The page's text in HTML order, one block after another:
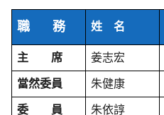
職 務 姓 名
主 席 姜志宏
當然委員 朱健康
委 員 朱依諄